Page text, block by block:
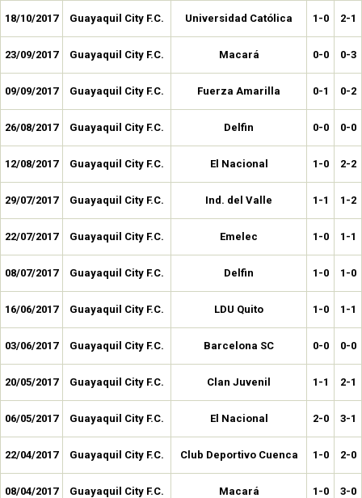
18/10/2017 Guayaquil City F.C. Universidad Católica 1-0 2-1
23/09/2017 Guayaquil City F.C. Macará 0-0 0-3
09/09/2017 Guayaquil City F.C. Fuerza Amarilla 0-1 0-2
26/08/2017 Guayaquil City F.C. Delfin 0-0 0-0
12/08/2017 Guayaquil City F.C. El Nacional 1-0 2-2
29/07/2017 Guayaquil City F.C. Ind. del Valle 1-1 1-2
22/07/2017 Guayaquil City F.C. Emelec 1-0 1-1
08/07/2017 Guayaquil City F.C. Delfin 1-0 1-0
16/06/2017 Guayaquil City F.C. LDU Quito 1-0 1-1
03/06/2017 Guayaquil City F.C. Barcelona SC 0-0 0-0
20/05/2017 Guayaquil City F.C. Clan Juvenil 1-1 2-1
06/05/2017 Guayaquil City F.C. El Nacional 2-0 3-1
22/04/2017 Guayaquil City F.C. Club Deportivo Cuenca 1-0 2-0
08/04/2017 Guayaquil City F.C. Macará 1-0 3-0